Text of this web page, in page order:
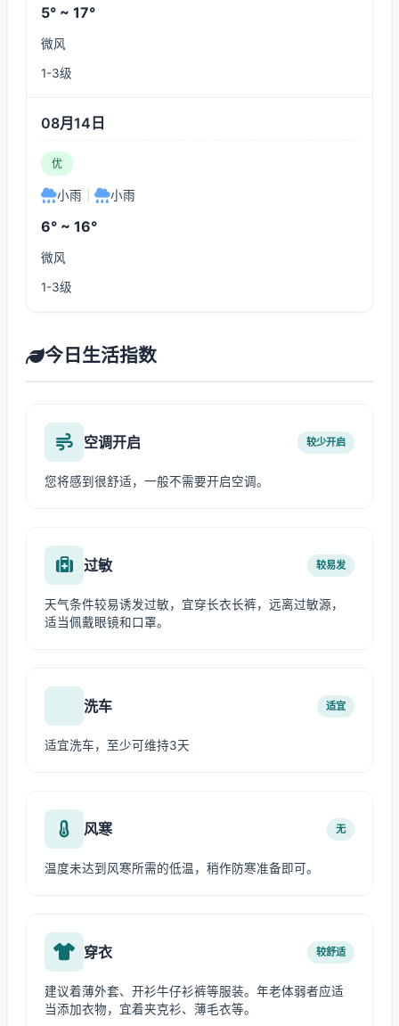
5° ~ 17°
微风
1-3级
08月14日
优
小雨 小雨
6° ~ 16°
微风
1-3级
今日生活指数
空调开启 较少开启
您将感到很舒适，一般不需要开启空调。
过敏 较易发
天气条件较易诱发过敏，宜穿长衣长裤，远离过敏源，
适当佩戴眼镜和口罩。
洗车 适宜
适宜洗车，至少可维持3天
风寒 无
温度未达到风寒所需的低温，稍作防寒准备即可。
穿衣 较舒适
建议着薄外套、开衫牛仔衫裤等服装。年老体弱者应适
当添加衣物，宜着夹克衫、薄毛衣等。